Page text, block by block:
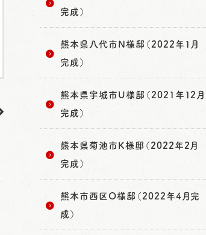
完成）
熊本県八代市N様邸（2022年1月
完成）
熊本県宇城市U様邸（2021年12月
完成）
熊本県菊池市K様邸（2022年2月
完成）
熊本市西区O様邸（2022年4月完
成）